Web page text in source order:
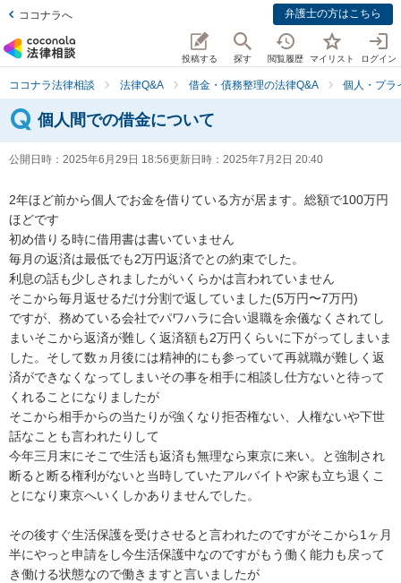
ココナラへ 弁護士の方はこちら
投稿する 探す 閲覧履歴 マイリスト ログイン
ココナラ法律相談 法律Q&A 借金・債務整理の法律Q&A 個人・プラ
個人間での借金について
公開日時： 2025年6月29日 18:56更新日時： 2025年7月2日 20:40
2年ほど前から個人でお金を借りている方が居ます。総額で100万円
ほどです
初め借りる時に借用書は書いていません
毎月の返済は最低でも2万円返済でとの約束でした。
利息の話も少しされましたがいくらかは言われていません
そこから毎月返せるだけ分割で返していました(5万円〜7万円)
ですが、務めている会社でパワハラに合い退職を余儀なくされてし
まいそこから返済が難しく返済額も2万円くらいに下がってしまいま
した。そして数ヵ月後には精神的にも参っていて再就職が難しく返
済ができなくなってしまいその事を相手に相談し仕方ないと待って
くれることになりましたが
そこから相手からの当たりが強くなり拒否権ない、人権ないや下世
話なことも言われたりして
今年三月末にそこで生活も返済も無理なら東京に来い。と強制され
断ると断る権利がないと当時していたアルバイトや家も立ち退くこ
とになり東京へいくしかありませんでした。
その後すぐ生活保護を受けさせると言われたのですがそこから1ヶ月
半にやっと申請をし今生活保護中なのですがもう働く能力も戻って
き働ける状態なので働きますと言いましたが